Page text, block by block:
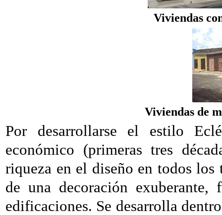
Viviendas
Viviendas de
Por desarrollarse el estilo
económico (primeras tres
riqueza en el diseño en todos los
de una decoración exuberante,
edificaciones. Se desarrolla